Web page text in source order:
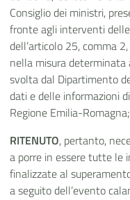
Consiglio dei ministri,
fronte agli interventi
dell’articolo 25, comma
nella misura determinata
svolta dal Dipartimento
dati e delle informazioni
Regione Emilia-Romagna;
RITENUTO, pertanto,
a porre in essere tutte le
finalizzate al
a seguito dell’evento